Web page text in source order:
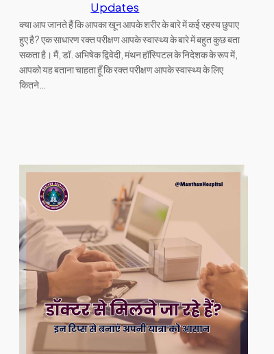
Updates
क्या आप जानते हैं कि आपका खून आपके शरीर के बारे में कई रहस्य छुपाए
हुए है? एक साधारण रक्त परीक्षण आपके स्वास्थ्य के बारे में बहुत कुछ बता
सकता है। मैं, डॉ. अभिषेक द्विवेदी, मंथन हॉस्पिटल के निदेशक के रूप में,
आपको यह बताना चाहता हूँ कि रक्त परीक्षण आपके स्वास्थ्य के लिए
कितने…